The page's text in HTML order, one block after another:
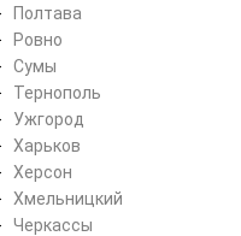
Полтава
Ровно
Сумы
Тернополь
Ужгород
Харьков
Херсон
Хмельницкий
Черкассы